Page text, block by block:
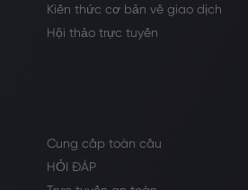
Kiến thức cơ bản về giao dịch
Hội thảo trực tuyến
Cung cấp toàn cầu
HỎI ĐÁP